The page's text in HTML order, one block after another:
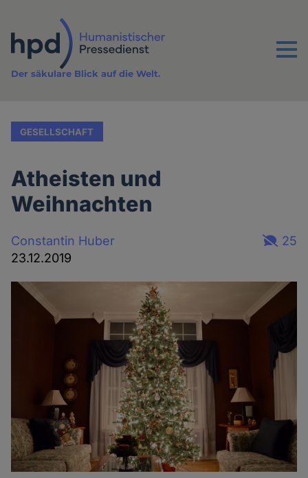
Inhalt
Menu
Der säkulare Blick auf die Welt.
GESELLSCHAFT
Atheisten und
Weihnachten
Constantin Huber
23.12.2019
25